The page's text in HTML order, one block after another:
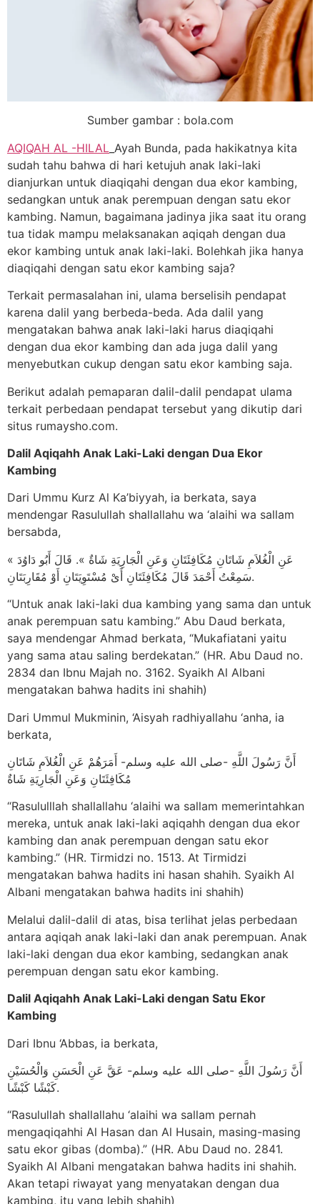
Sumber gambar : bola.com
AQIQAH AL -HILAL _Ayah Bunda, pada hakikatnya kita
sudah tahu bahwa di hari ketujuh anak laki-laki
dianjurkan untuk diaqiqahi dengan dua ekor kambing,
sedangkan untuk anak perempuan dengan satu ekor
kambing. Namun, bagaimana jadinya jika saat itu orang
tua tidak mampu melaksanakan aqiqah dengan dua
ekor kambing untuk anak laki-laki. Bolehkah jika hanya
diaqiqahi dengan satu ekor kambing saja?
Terkait permasalahan ini, ulama berselisih pendapat
karena dalil yang berbeda-beda. Ada dalil yang
mengatakan bahwa anak laki-laki harus diaqiqahi
dengan dua ekor kambing dan ada juga dalil yang
menyebutkan cukup dengan satu ekor kambing saja.
Berikut adalah pemaparan dalil-dalil pendapat ulama
terkait perbedaan pendapat tersebut yang dikutip dari
situs rumaysho.com.
Dalil Aqiqahh Anak Laki-Laki dengan Dua Ekor
Kambing
Dari Ummu Kurz Al Ka’biyyah, ia berkata, saya
mendengar Rasulullah shallallahu wa ‘alaihi wa sallam
bersabda,
« عَنِ الْغُلاَمِ شَاتَانِ مُكَافِئَتَانِ وَعَنِ الْجَارِيَةِ شَاةٌ ». قَالَ أَبُو دَاوُدَ
سَمِعْتُ أَحْمَدَ قَالَ مُكَافِئَتَانِ أَىْ مُسْتَوِيَتَانِ أَوْ مُقَارِبَتَانِ.
“Untuk anak laki-laki dua kambing yang sama dan untuk
anak perempuan satu kambing.” Abu Daud berkata,
saya mendengar Ahmad berkata, “Mukafiatani yaitu
yang sama atau saling berdekatan.” (HR. Abu Daud no.
2834 dan Ibnu Majah no. 3162. Syaikh Al Albani
mengatakan bahwa hadits ini shahih)
Dari Ummul Mukminin, ‘Aisyah radhiyallahu ‘anha, ia
berkata,
أَنَّ رَسُولَ اللَّهِ -صلى الله عليه وسلم- أَمَرَهُمْ عَنِ الْغُلاَمِ شَاتَانِ
مُكَافِئَتَانِ وَعَنِ الْجَارِيَةِ شَاةٌ
“Rasululllah shallallahu ‘alaihi wa sallam memerintahkan
mereka, untuk anak laki-laki aqiqahh dengan dua ekor
kambing dan anak perempuan dengan satu ekor
kambing.” (HR. Tirmidzi no. 1513. At Tirmidzi
mengatakan bahwa hadits ini hasan shahih. Syaikh Al
Albani mengatakan bahwa hadits ini shahih)
Melalui dalil-dalil di atas, bisa terlihat jelas perbedaan
antara aqiqah anak laki-laki dan anak perempuan. Anak
laki-laki dengan dua ekor kambing, sedangkan anak
perempuan dengan satu ekor kambing.
Dalil Aqiqahh Anak Laki-Laki dengan Satu Ekor
Kambing
Dari Ibnu ‘Abbas, ia berkata,
أَنَّ رَسُولَ اللَّهِ -صلى الله عليه وسلم- عَقَّ عَنِ الْحَسَنِ وَالْحُسَيْنِ
كَبْشًا كَبْشًا.
“Rasulullah shallallahu ‘alaihi wa sallam pernah
mengaqiqahhi Al Hasan dan Al Husain, masing-masing
satu ekor gibas (domba).” (HR. Abu Daud no. 2841.
Syaikh Al Albani mengatakan bahwa hadits ini shahih.
Akan tetapi riwayat yang menyatakan dengan dua
kambing, itu yang lebih shahih)